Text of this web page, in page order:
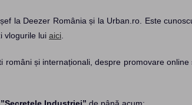
la Deezer România și la Urban.ro. Este
vlogurile lui aici
și internaționali, despre promovare online